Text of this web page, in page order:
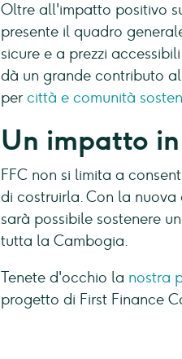
Oltre all'impatto positivo
presente il quadro
sicure e a prezzi
dà un grande contributo
percittà e comunità
Un impatto
FFC non si limita a
di costruirla. Con la
sarà possibile sostenere
tutta la Cambogia.
Tenete d'occhio la nostra
progetto di First Finance